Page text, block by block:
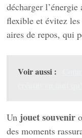
décharger
flexible et évitez
aires de repos, qui
Voir aussi :
Un jouet souvenir
des moments